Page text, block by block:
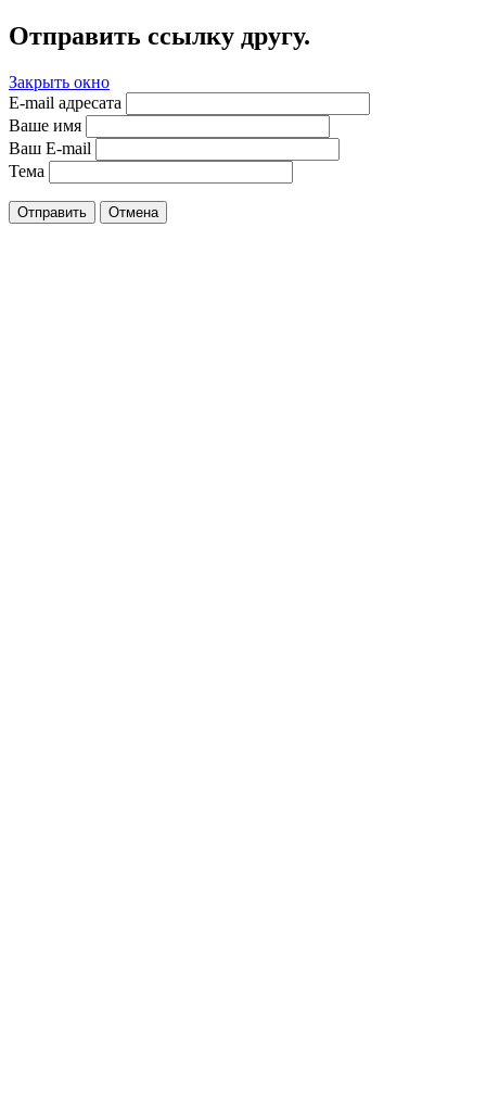
Отправить ссылку другу.
Закрыть окно
E-mail адресата
Ваше имя
Ваш E-mail
Тема
Отправить Отмена